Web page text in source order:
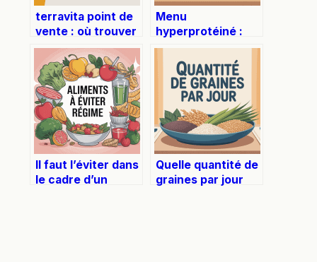
terravita point de
vente : où trouver
les produits près
de chez vous
Menu
hyperprotéiné :
idées de repas
efficaces pour
votre régime
Il faut l’éviter dans
le cadre d’un
Quelle quantité de
graines par jour